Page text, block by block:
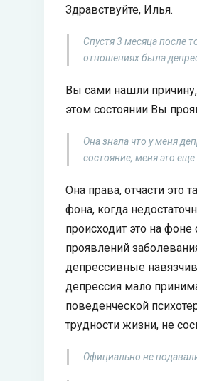
Здравствуйте, Илья.
Спустя 3 месяца после
отношениях была
Вы сами нашли
этом состоянии Вы
Она знала что у меня
состояние, меня это
Она права, отчасти это
фона, когда
происходит это на
проявлений
депрессивные
депрессия мало
поведенческой
трудности жизни, не
Официально не